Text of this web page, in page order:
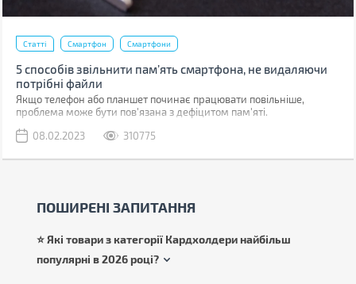
Статті Смартфон Смартфони
5 способів звільнити пам’ять смартфона, не видаляючи
потрібні файли
Якщо телефон або планшет починає працювати повільніше,
проблема може бути пов'язана з дефіцитом пам'яті.
08.02.2023
310775
ПОШИРЕНІ ЗАПИТАННЯ
⭐ Які товари з категорії Кардхолдери найбільш
популярні в 2026 році?